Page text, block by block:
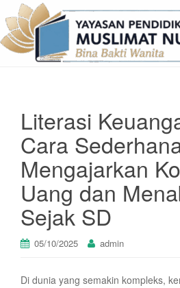
Literasi
Cara
Mengajarkan
Uang dan
Sejak SD
05/10/2025 admin
Di dunia yang semakin kompleks,